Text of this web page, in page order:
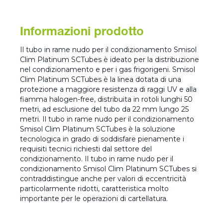
Informazioni prodotto
Il tubo in rame nudo per il condizionamento Smisol
Clim Platinum SCTubes è ideato per la distribuzione
nel condizionamento e per i gas frigorigeni. Smisol
Clim Platinum SCTubes è la linea dotata di una
protezione a maggiore resistenza di raggi UV e alla
fiamma halogen-free, distribuita in rotoli lunghi 50
metri, ad esclusione del tubo da 22 mm lungo 25
metri. Il tubo in rame nudo per il condizionamento
Smisol Clim Platinum SCTubes è la soluzione
tecnologica in grado di soddisfare pienamente i
requisiti tecnici richiesti dal settore del
condizionamento. Il tubo in rame nudo per il
condizionamento Smisol Clim Platinum SCTubes si
contraddistingue anche per valori di eccentricità
particolarmente ridotti, caratteristica molto
importante per le operazioni di cartellatura.